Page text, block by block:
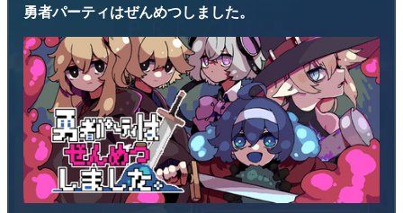
勇者パーティはぜんめつしました。